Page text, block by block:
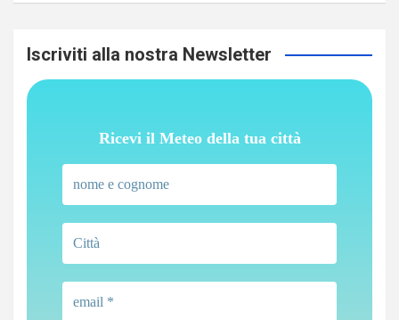
Iscriviti alla nostra Newsletter
Ricevi il Meteo della tua città